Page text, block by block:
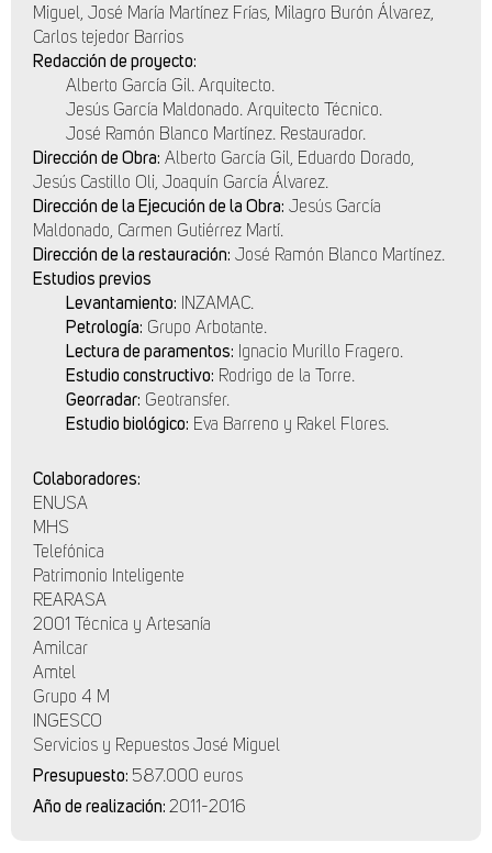
Miguel, José María Martínez Frías, Milagro Burón Álvarez,
Carlos tejedor Barrios
Redacción de proyecto:
Alberto García Gil. Arquitecto.
Jesús García Maldonado. Arquitecto Técnico.
José Ramón Blanco Martínez. Restaurador.
Dirección de Obra: Alberto García Gil, Eduardo Dorado,
Jesús Castillo Oli, Joaquín García Álvarez.
Dirección de la Ejecución de la Obra: Jesús García
Maldonado, Carmen Gutiérrez Martí.
Dirección de la restauración: José Ramón Blanco Martínez.
Estudios previos
Levantamiento: INZAMAC.
Petrología: Grupo Arbotante.
Lectura de paramentos: Ignacio Murillo Fragero.
Estudio constructivo: Rodrigo de la Torre.
Georradar: Geotransfer.
Estudio biológico: Eva Barreno y Rakel Flores.
Colaboradores:
ENUSA
MHS
Telefónica
Patrimonio Inteligente
REARASA
2001 Técnica y Artesanía
Amilcar
Amtel
Grupo 4 M
INGESCO
Servicios y Repuestos José Miguel
Presupuesto: 587.000 euros
Año de realización: 2011-2016